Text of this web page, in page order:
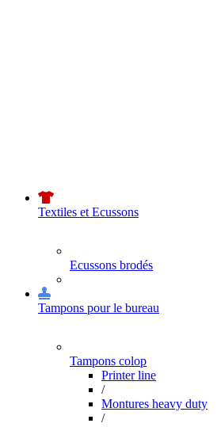
Textiles et Ecussons
Ecussons brodés
Tampons pour le bureau
Tampons colop
Printer line
/
Montures heavy duty
/